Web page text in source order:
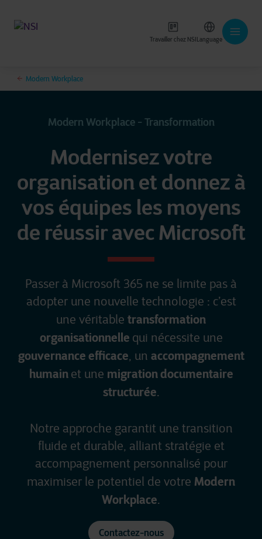
Travailler chez NSILanguage
Modern Workplace
Modern Workplace - Transformation
Modernisez votre
organisation et donnez à
vos équipes les moyens
de réussir avec Microsoft
Passer à Microsoft 365 ne se limite pas à
adopter une nouvelle technologie : c’est
une véritable transformation
organisationnelle qui nécessite une
gouvernance efficace, un accompagnement
humain et une migration documentaire
structurée.
Notre approche garantit une transition
fluide et durable, alliant stratégie et
accompagnement personnalisé pour
maximiser le potentiel de votre Modern
Workplace.
Contactez-nous